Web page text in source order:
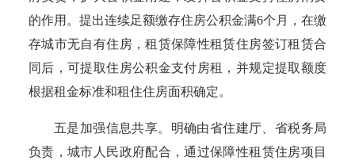
的作用。提出连续足额缴存住房公积金满6个月，在缴
存城市无自有住房，租赁保障性租赁住房签订租赁合
同后，可提取住房公积金支付房租，并规定提取额度
根据租金标准和租住住房面积确定。
五是加强信息共享。明确由省住建厅、省税务局
负责，城市人民政府配合，通过保障性租赁住房项目